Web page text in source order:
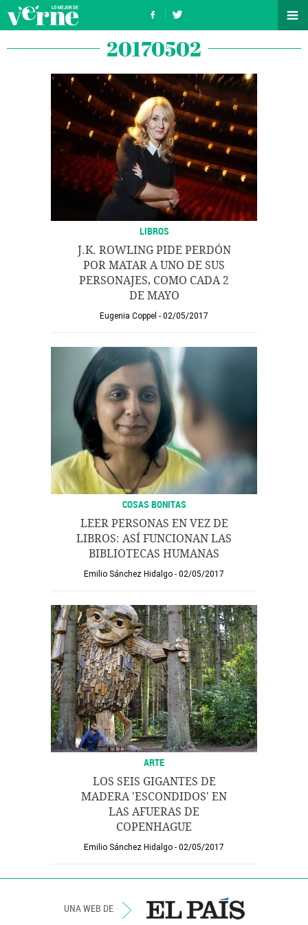
20170502
LIBROS
J.K. ROWLING PIDE PERDÓN
POR MATAR A UNO DE SUS
PERSONAJES, COMO CADA 2
DE MAYO
Eugenia Coppel 02/05/2017
COSAS BONITAS
LEER PERSONAS EN VEZ DE
LIBROS: ASÍ FUNCIONAN LAS
BIBLIOTECAS HUMANAS
Emilio Sánchez Hidalgo 02/05/2017
ARTE
LOS SEIS GIGANTES DE
MADERA 'ESCONDIDOS' EN
LAS AFUERAS DE
COPENHAGUE
Emilio Sánchez Hidalgo 02/05/2017
UNA WEB DE